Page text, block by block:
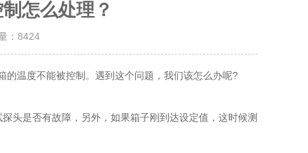
怎么处理？
： 8424
温度不能被控制。遇到这个问题，我们该怎么办呢?
头是否有故障，另外，如果箱子刚到达设定值，这时候测